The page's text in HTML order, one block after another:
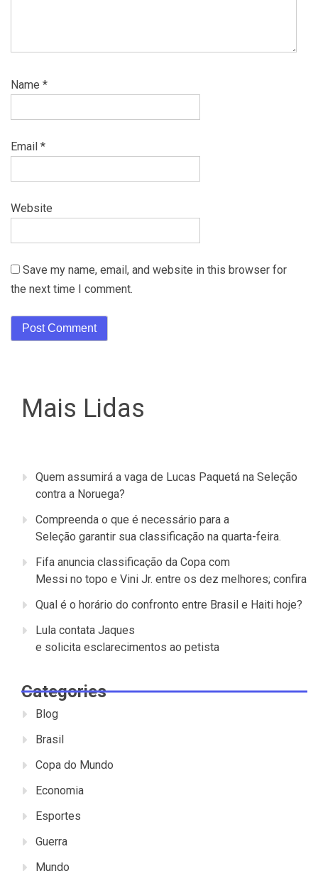
Name *
Email *
Website
Save my name, email, and website in this browser for
the next time I comment.
Mais Lidas
Quem assumirá a vaga de Lucas Paquetá na Seleção
contra a Noruega?
Compreenda o que é necessário para a
Seleção garantir sua classificação na quarta-feira.
Fifa anuncia classificação da Copa com
Messi no topo e Vini Jr. entre os dez melhores; confira
Qual é o horário do confronto entre Brasil e Haiti hoje?
Lula contata Jaques
e solicita esclarecimentos ao petista
Categories
Blog
Brasil
Copa do Mundo
Economia
Esportes
Guerra
Mundo